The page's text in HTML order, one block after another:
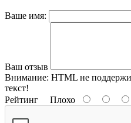
Ваше имя:
Ваш отзыв
Внимание: HTML не
текст!
Рейтинг Плохо